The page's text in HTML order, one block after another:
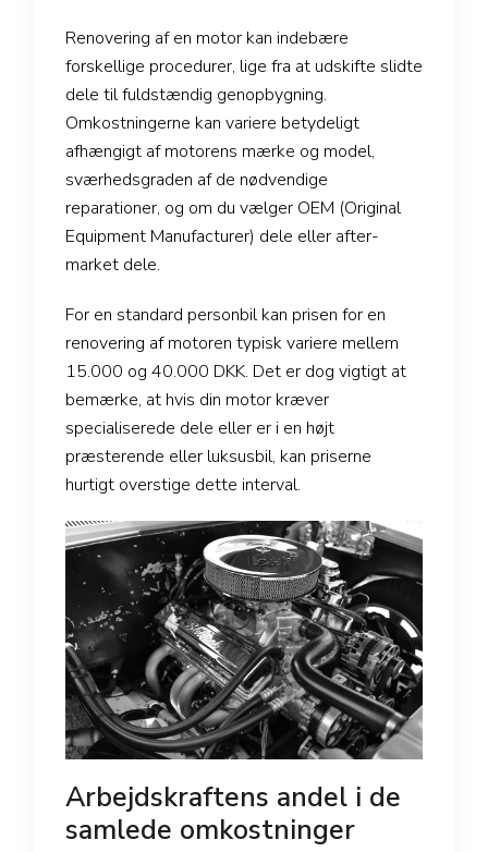
Renovering af en motor kan indebære
forskellige procedurer, lige fra at udskifte slidte
dele til fuldstændig genopbygning.
Omkostningerne kan variere betydeligt
afhængigt af motorens mærke og model,
sværhedsgraden af de nødvendige
reparationer, og om du vælger OEM (Original
Equipment Manufacturer) dele eller after-
market dele.
For en standard personbil kan prisen for en
renovering af motoren typisk variere mellem
15.000 og 40.000 DKK. Det er dog vigtigt at
bemærke, at hvis din motor kræver
specialiserede dele eller er i en højt
præsterende eller luksusbil, kan priserne
hurtigt overstige dette interval.
Arbejdskraftens andel i de
samlede omkostninger